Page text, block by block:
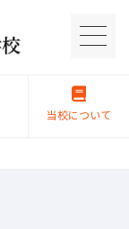
当校について